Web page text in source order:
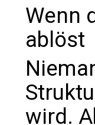
Wenn
ablöst
wird.